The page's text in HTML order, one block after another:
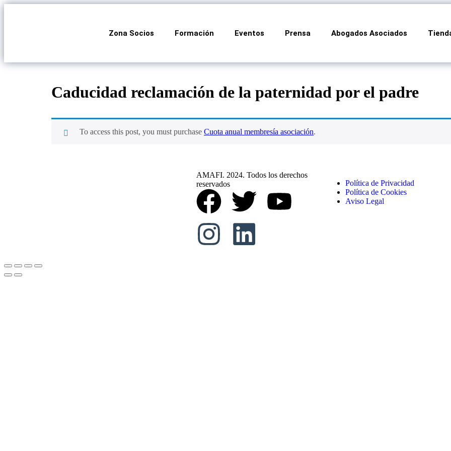
Zona Socios Formación Eventos Prensa Abogados Asociados
Caducidad reclamación de la paternidad por el padre
To access this post, you must purchase Cuota anual membresía asociación.
AMAFI. 2024. Todos los derechos
reservados
Política de Privacidad
Política de Cookies
Aviso Legal